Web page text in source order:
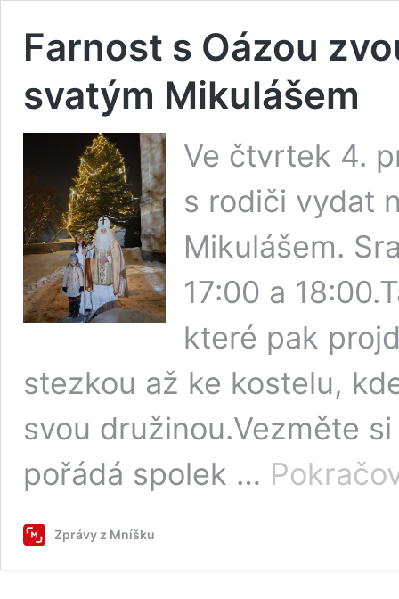
Farnost s Oázou
svatým Mikulášem
Ve čtvrtek 4.
s rodiči vydat
Mikulášem.
17:00 a
které pak
stezkou až ke kostelu,
svou družinou.Vezměte
pořádá spolek …
Zprávy z Mníšku